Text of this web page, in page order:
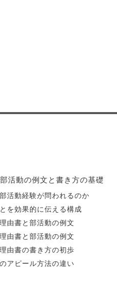
活動の例文と書き方の基礎
活動経験が問われるのか
を効果的に伝える構成
由書と部活動の例文
由書と部活動の例文
由書の書き方の初歩
アピール方法の違い